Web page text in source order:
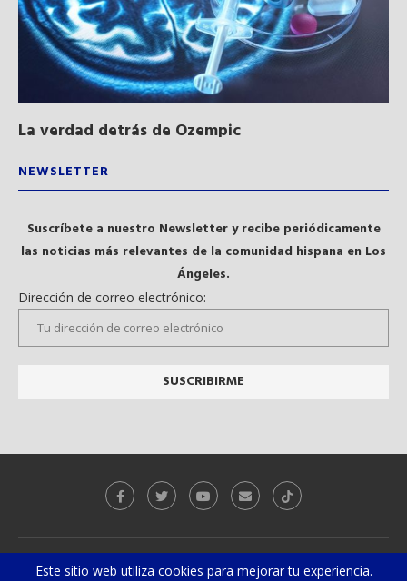
La verdad detrás de Ozempic
NEWSLETTER
Suscríbete a nuestro Newsletter y recibe periódicamente
las noticias más relevantes de la comunidad hispana en Los
Ángeles.
Dirección de correo electrónico:
Galeria Videos
Este sitio web utiliza cookies para mejorar tu experiencia.